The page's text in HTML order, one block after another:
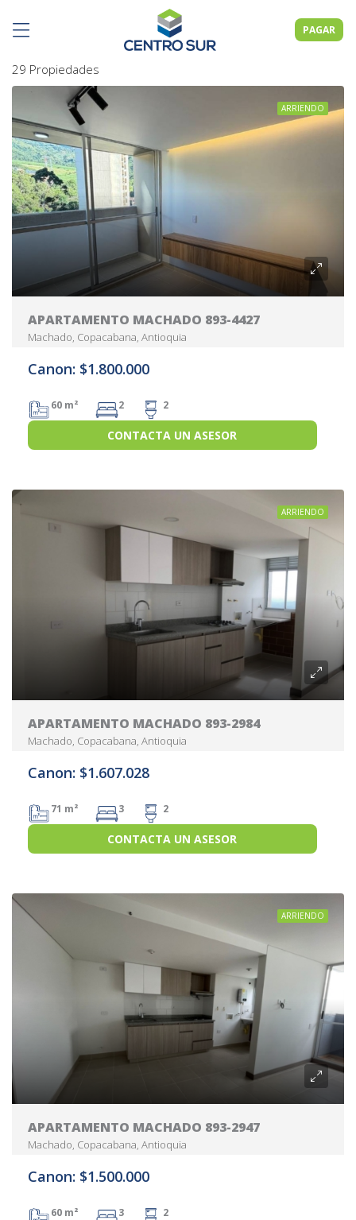
PAGAR
29 Propiedades
ARRIENDO
APARTAMENTO MACHADO 893-4427
Machado, Copacabana, Antioquia
Canon: $1.800.000
60 m² 2 2
CONTACTA UN ASESOR
ARRIENDO
APARTAMENTO MACHADO 893-2984
Machado, Copacabana, Antioquia
Canon: $1.607.028
71 m² 3 2
CONTACTA UN ASESOR
ARRIENDO
APARTAMENTO MACHADO 893-2947
Machado, Copacabana, Antioquia
Canon: $1.500.000
60 m² 3 2